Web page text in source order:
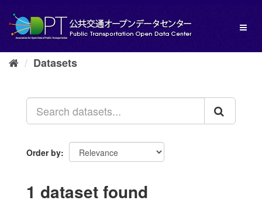
content
Datasets
Order by
1 dataset found